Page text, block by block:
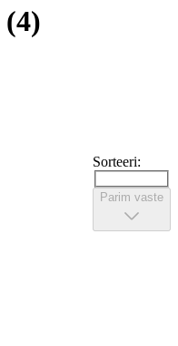
(4)
Sorteeri:
Parim vaste